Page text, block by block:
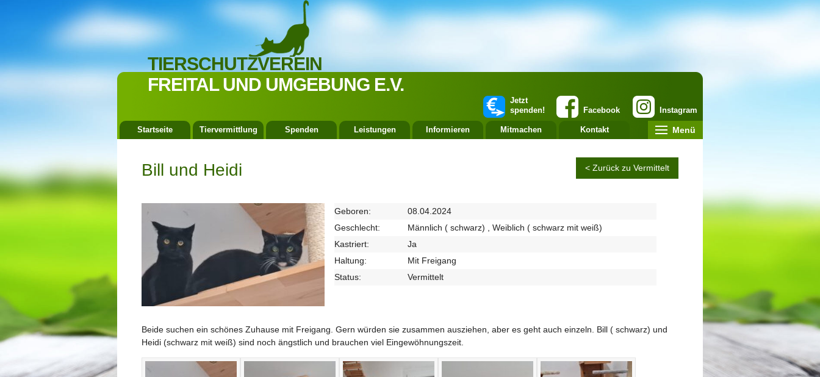
TIERSCHUTZVEREIN
FREITAL UND UMGEBUNG E.V.
Instagram
Facebook
Jetzt
spenden!
Startseite Tiervermittlung Spenden Leistungen Informieren Mitmachen Kontakt Menü
Bill und Heidi < Zurück zu Vermittelt
Geboren:
08.04.2024
Geschlecht:
Männlich ( schwarz) , Weiblich ( schwarz mit weiß)
Kastriert:
Ja
Haltung:
Mit Freigang
Status:
Vermittelt
Beide suchen ein schönes Zuhause mit Freigang. Gern würden sie zusammen ausziehen, aber es geht auch einzeln. Bill ( schwarz) und
Heidi (schwarz mit weiß) sind noch ängstlich und brauchen viel Eingewöhnungszeit.